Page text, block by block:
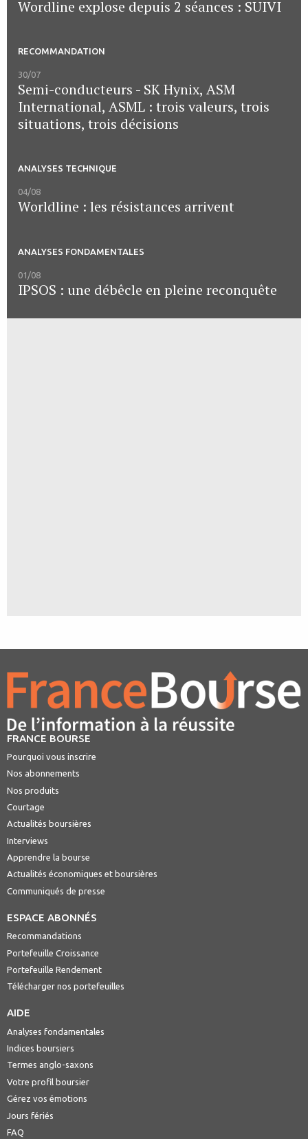
Wordline explose depuis 2 séances : SUIVI
RECOMMANDATION
30/07
Semi-conducteurs - SK Hynix, ASM
International, ASML : trois valeurs, trois
situations, trois décisions
ANALYSES TECHNIQUE
04/08
Worldline : les résistances arrivent
ANALYSES FONDAMENTALES
01/08
IPSOS : une débêcle en pleine reconquête
FRANCE BOURSE
Pourquoi vous inscrire
Nos abonnements
Nos produits
Courtage
Actualités boursières
Interviews
Apprendre la bourse
Actualités économiques et boursières
Communiqués de presse
ESPACE ABONNÉS
Recommandations
Portefeuille Croissance
Portefeuille Rendement
Télécharger nos portefeuilles
AIDE
Analyses fondamentales
Indices boursiers
Termes anglo-saxons
Votre profil boursier
Gérez vos émotions
Jours fériés
FAQ